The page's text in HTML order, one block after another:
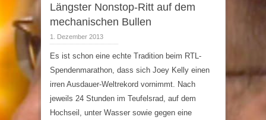
Längster Nonstop-Ritt auf dem
mechanischen Bullen
1. Dezember 2013
Es ist schon eine echte Tradition beim RTL-
Spendenmarathon, dass sich Joey Kelly einen
irren Ausdauer-Weltrekord vornimmt. Nach
jeweils 24 Stunden im Teufelsrad, auf dem
Hochseil, unter Wasser sowie gegen eine